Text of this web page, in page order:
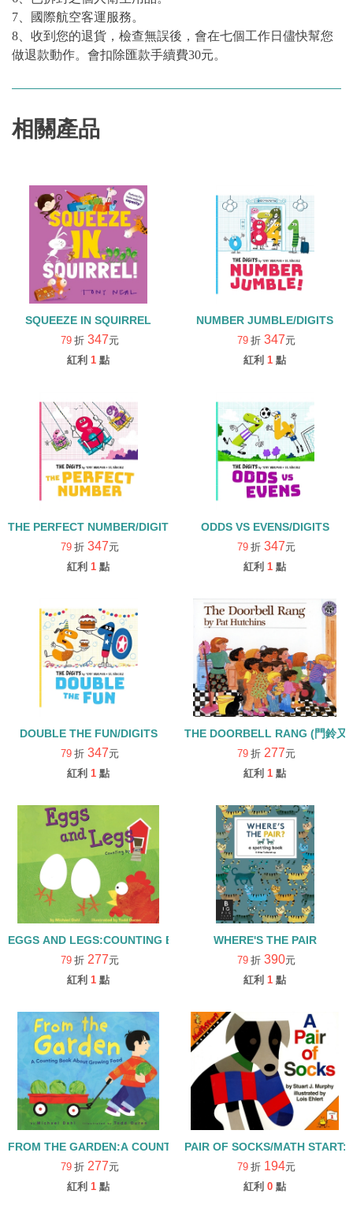
7、國際航空客運服務。
8、收到您的退貨，檢查無誤後，會在七個工作日儘快幫您
做退款動作。會扣除匯款手續費30元。
相關產品
SQUEEZE IN SQUIRREL
79 折 347元
紅利 1 點
NUMBER JUMBLE/DIGITS
79 折 347元
紅利 1 點
THE PERFECT NUMBER/DIGITS
79 折 347元
紅利 1 點
ODDS VS EVENS/DIGITS
79 折 347元
紅利 1 點
DOUBLE THE FUN/DIGITS
79 折 347元
紅利 1 點
79 折 277元
紅利 1 點
EGGS AND LEGS:COUNTING BY TWO/Phonic-短母音e
79 折 277元
紅利 1 點
WHERE'S THE PAIR
79 折 390元
紅利 1 點
FROM THE GARDEN:A COUNTING BOOK ABOUT GROWING
79 折 277元
紅利 1 點
PAIR OF SOCKS/MATH START:
79 折 194元
紅利 0 點